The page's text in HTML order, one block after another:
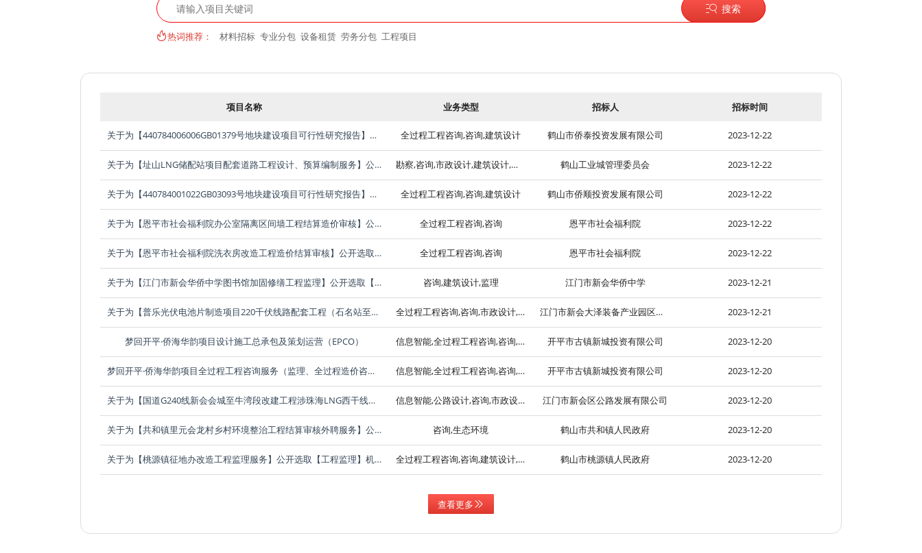
搜索
热词推荐： 材料招标 专业分包 设备租赁 劳务分包 工程项目
项目名称 业务类型 招标人 招标时间
关于为【440784006006GB01379号地块建设项目可行性研究报告】公开选取【工程咨询】机构的公告 全过程工程咨询,咨询,建筑设计 鹤山市侨泰投资发展有限公司 2023-12-22
关于为【址山LNG储配站项目配套道路工程设计、预算编制服务】公开选取【工程设计】机构的公告 勘察,咨询,市政设计,建筑设计,检测,规划 鹤山工业城管理委员会 2023-12-22
关于为【440784001022GB03093号地块建设项目可行性研究报告】公开选取【工程咨询】机构的公告 全过程工程咨询,咨询,建筑设计 鹤山市侨顺投资发展有限公司 2023-12-22
关于为【恩平市社会福利院办公室隔离区间墙工程结算造价审核】公开选取【工程造价咨询】机构的公告 全过程工程咨询,咨询 恩平市社会福利院 2023-12-22
关于为【恩平市社会福利院洗衣房改造工程造价结算审核】公开选取【工程造价咨询】机构的公告 全过程工程咨询,咨询 恩平市社会福利院 2023-12-22
关于为【江门市新会华侨中学图书馆加固修缮工程监理】公开选取【工程监理】机构的公告 咨询,建筑设计,监理 江门市新会华侨中学 2023-12-21
关于为【普乐光伏电池片制造项目220千伏线路配套工程（石名站至普乐）可行性研究报告编制】公开选取【工程咨询】机构的公告 全过程工程咨询,咨询,市政设计,建筑设计,生态环境,规划 江门市新会大泽装备产业园区开发有限公司 2023-12-21
梦回开平·侨海华韵项目设计施工总承包及策划运营（EPCO） 信息智能,全过程工程咨询,咨询,工程总承包,市政设计,建筑设计,施工,生态环境,电力 开平市古镇新城投资有限公司 2023-12-20
梦回开平·侨海华韵项目全过程工程咨询服务（监理、全过程造价咨询）招标公告 信息智能,全过程工程咨询,咨询,市政设计,建筑设计,生态环境,电力,监理 开平市古镇新城投资有限公司 2023-12-20
关于为【国道G240线新会会城至牛湾段改建工程涉珠海LNG西干线管道迁改项目可行性研究报告编制和迁改必要性评估服务】公开选取【工程设计】机构的公告 信息智能,公路设计,咨询,市政设计,建筑设计,检测,水利,生态环境,电力,规划 江门市新会区公路发展有限公司 2023-12-20
关于为【共和镇里元会龙村乡村环境整治工程结算审核外聘服务】公开选取【工程造价咨询】机构的公告 咨询,生态环境 鹤山市共和镇人民政府 2023-12-20
关于为【桃源镇征地办改造工程监理服务】公开选取【工程监理】机构的公告 全过程工程咨询,咨询,建筑设计,监理 鹤山市桃源镇人民政府 2023-12-20
查看更多